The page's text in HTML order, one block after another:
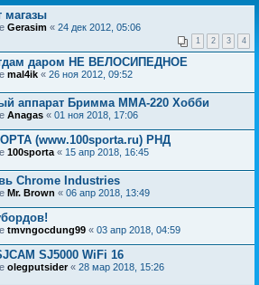
магазы
Gerasim « 24 дек 2012, 05:06
1 2 3 4
даром НЕ ВЕЛОСИПЕДНОЕ
mal4ik « 26 ноя 2012, 09:52
аппарат Бримма ММА-220 Хобби
Anagas « 01 ноя 2018, 17:06
(www.100sporta.ru) РНД
100sporta « 15 апр 2018, 16:45
Chrome Industries
Mr. Brown « 06 апр 2018, 13:49
tmvngocdung99 « 03 апр 2018, 04:59
SJ5000 WiFi 16
olegputsider« 28 мар 2018, 15:26